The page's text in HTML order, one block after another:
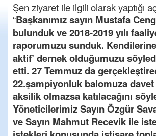
Şen ziyaret ile ilgili olarak yaptığı
“Başkanımız sayın Mustafa
bulunduk ve 2018-2019 yılı
raporumuzu sunduk.
aktif’ dernek olduğumuzu
etti. 27 Temmuz da
22.şampiyonluk balomuza
aksilik olmazsa katılacağını
Yöneticilerimiz Sayın Özgür
ve Sayın Mahmut Recevik ile